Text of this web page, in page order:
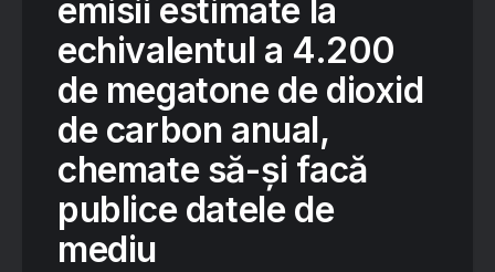
emisii estimate la
echivalentul a 4.200
de megatone de dioxid
de carbon anual,
chemate să-și facă
publice datele de
mediu